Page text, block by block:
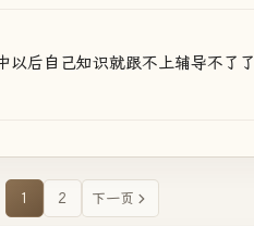
以后自己知识就跟不上辅导不了了
1 2 下一页